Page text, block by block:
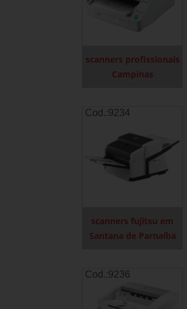
scanners profissionais
Campinas
Cod.:9234
scanners fujitsu em
Santana de Parnaíba
Cod.:9236